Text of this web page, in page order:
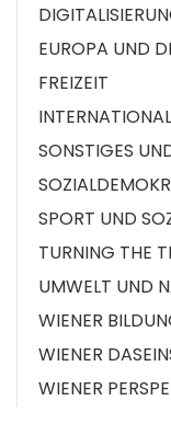
EUROPA UND
FREIZEIT
SONSTIGES
SPORT UND
TURNING THE
UMWELT UND
WIENER
WIENER
WIENER